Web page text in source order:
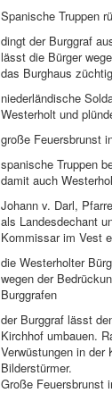
Spanische Truppen
dingt der Burggraf
lässt die Bürger
das Burghaus
niederländische
Westerholt und
große Feuersbrunst
spanische Truppen
damit auch
Johann v. Darl,
als Landesdechant
Kommissar im Vest
die Westerholter
wegen der
Burggrafen
der Burggraf lässt
Kirchhof umbauen.
Verwüstungen in der
Bilderstürmer.
Große Feuersbrunst